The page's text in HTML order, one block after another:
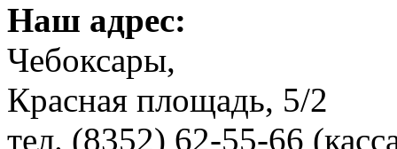
Наш адрес:
Чебоксары,
Красная площадь, 5/2
тел. (8352) 62-55-66